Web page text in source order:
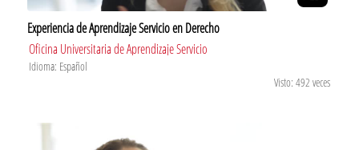
Experiencia de Aprendizaje Servicio en Derecho
Oficina Universitaria de Aprendizaje Servicio
Idioma: Español
Visto: 492 veces